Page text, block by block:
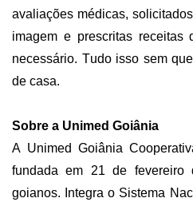
avaliações médicas,
imagem e prescritas receitas
necessário. Tudo isso sem
de casa.
Sobre a Unimed Goiânia
A Unimed Goiânia
fundada em 21 de
goianos. Integra o Sistema